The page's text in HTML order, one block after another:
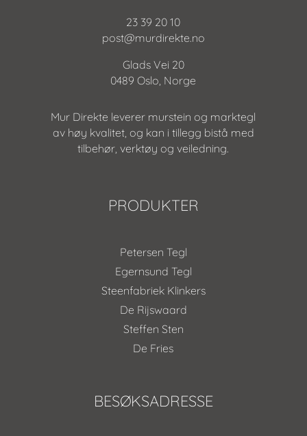
23 39 20 10
post@murdirekte.no
Glads Vei 20
0489 Oslo, Norge
Mur Direkte leverer murstein og marktegl
av høy kvalitet, og kan i tillegg bistå med
tilbehør, verktøy og veiledning.
PRODUKTER
Petersen Tegl
Egernsund Tegl
Steenfabriek Klinkers
De Rijswaard
Steffen Sten
De Fries
BESØKSADRESSE